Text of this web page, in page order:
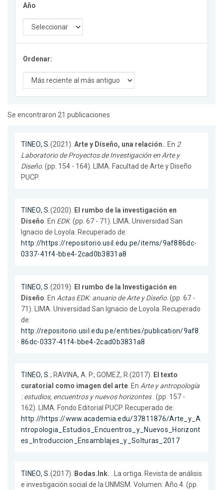
Año
Ordenar:
Se encontraron 21 publicaciones
TINEO, S.(2021). Arte y Diseño, una relación.. En 2
Laboratorio de Proyectos de Investigación en Arte y
Diseño. (pp. 154 - 164). LIMA. Facultad de Arte y Diseño
PUCP.
TINEO, S.(2020). El rumbo de la investigación en
Diseño. En EDK. (pp. 67 - 71). LIMA. Universidad San
Ignacio de Loyola. Recuperado de:
http://https://repositorio.usil.edu.pe/items/9af886dc-
0337-41f4-bbe4-2cad0b3831a8
TINEO, S.(2019). El rumbo de la Investigación en
Diseño. En Actas EDK: anuario de Arte y Diseño. (pp. 67 -
71). LIMA. Universidad San Ignacio de Loyola. Recuperado
de:
http://repositorio.usil.edu.pe/entities/publication/9af8
86dc-0337-41f4-bbe4-2cad0b3831a8
TINEO, S.; RAVINA, A. P.; GOMEZ, R.(2017). El texto
curatorial como imagen del arte. En Arte y antropología
: estudios, encuentros y nuevos horizontes. (pp. 157 -
162). LIMA. Fondo Editorial PUCP. Recuperado de:
http://https://www.academia.edu/37811876/Arte_y_A
ntropologia_Estudios_Encuentros_y_Nuevos_Horizont
es_Introduccion_Ensamblajes_y_Solturas_2017
TINEO, S.(2017). Bodas.Ink. . La ortiga. Revista de análisis
e investigación social de la UNMSM. Volumen: Año 4. (pp.